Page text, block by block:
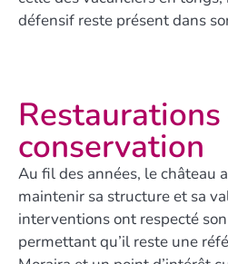
défensif reste présent dans
conservation
Au fil des années, le château
maintenir sa structure et sa
interventions ont respecté son
permettant qu’il reste une